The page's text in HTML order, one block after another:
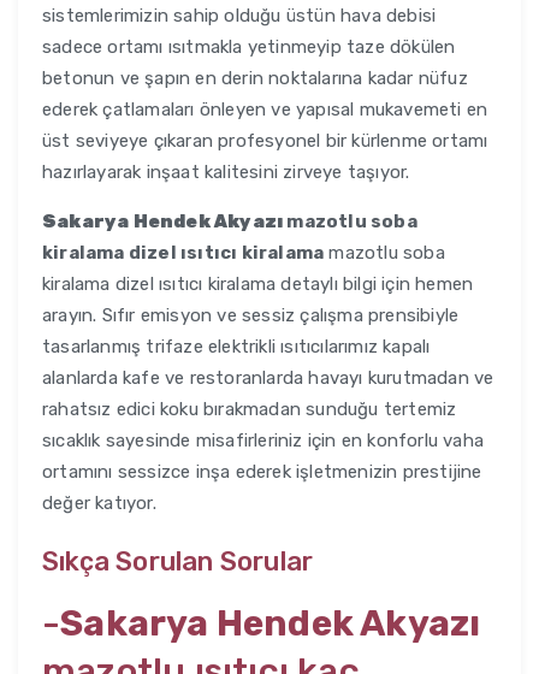
sistemlerimizin sahip olduğu üstün hava debisi
sadece ortamı ısıtmakla yetinmeyip taze dökülen
betonun ve şapın en derin noktalarına kadar nüfuz
ederek çatlamaları önleyen ve yapısal mukavemeti en
üst seviyeye çıkaran profesyonel bir kürlenme ortamı
hazırlayarak inşaat kalitesini zirveye taşıyor.
Sakarya Hendek Akyazı mazotlu soba
kiralama dizel ısıtıcı kiralama mazotlu soba
kiralama dizel ısıtıcı kiralama detaylı bilgi için hemen
arayın. Sıfır emisyon ve sessiz çalışma prensibiyle
tasarlanmış trifaze elektrikli ısıtıcılarımız kapalı
alanlarda kafe ve restoranlarda havayı kurutmadan ve
rahatsız edici koku bırakmadan sunduğu tertemiz
sıcaklık sayesinde misafirleriniz için en konforlu vaha
ortamını sessizce inşa ederek işletmenizin prestijine
değer katıyor.
Sıkça Sorulan Sorular
-Sakarya Hendek Akyazı